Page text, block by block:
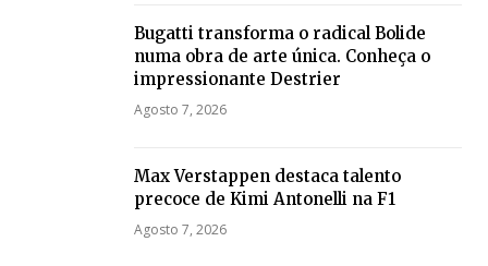
Bugatti transforma o radical Bolide
numa obra de arte única. Conheça o
impressionante Destrier
Agosto 7, 2026
Max Verstappen destaca talento
precoce de Kimi Antonelli na F1
Agosto 7, 2026